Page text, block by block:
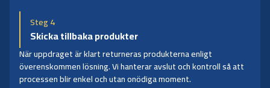
Steg 4
Skicka tillbaka produkter
När uppdraget är klart returneras produkterna enligt
överenskommen lösning. Vi hanterar avslut och kontroll så att
processen blir enkel och utan onödiga moment.